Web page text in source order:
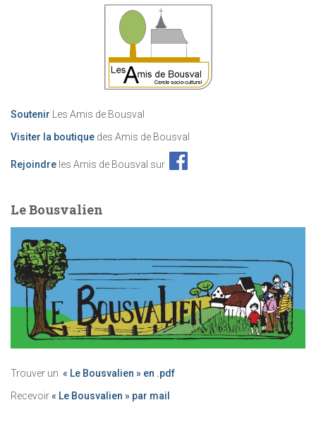
Soutenir Les Amis de Bousval
Visiter la boutique des Amis de Bousval
Rejoindre les Amis de Bousval sur
Le Bousvalien
Trouver un « Le Bousvalien » en .pdf
Recevoir« Le Bousvalien » par mail